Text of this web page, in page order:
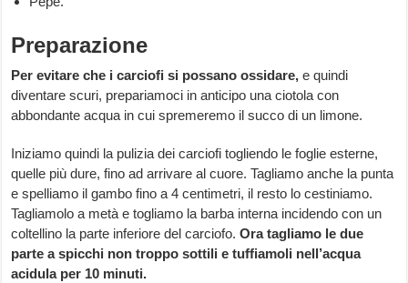
Preparazione
Per evitare che i carciofi si possano ossidare, e quindi
diventare scuri, prepariamoci in anticipo una ciotola con
abbondante acqua in cui spremeremo il succo di un limone.
Iniziamo quindi la pulizia dei carciofi togliendo le foglie esterne,
quelle più dure, fino ad arrivare al cuore. Tagliamo anche la punta
e spelliamo il gambo fino a 4 centimetri, il resto lo cestiniamo.
Tagliamolo a metà e togliamo la barba interna incidendo con un
coltellino la parte inferiore del carciofo.Ora tagliamo le due
parte a spicchi non troppo sottili e tuffiamoli nell’acqua
acidula per 10 minuti.